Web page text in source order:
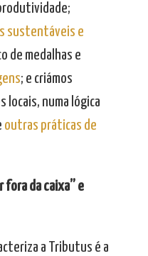
sustentáveis e
de medalhas e
; e criámos
locais, numa lógica
outras práticas de
fora da caixa” e
a Tributus é a